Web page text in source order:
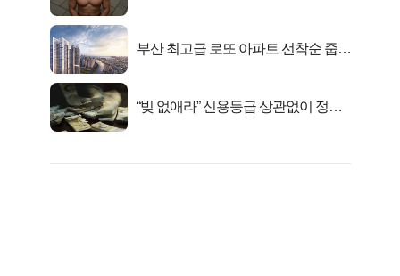
부산 최고급 로또 아파트 선착순 줍줍
“빚 없애라” 신용등급 상관없이 정부